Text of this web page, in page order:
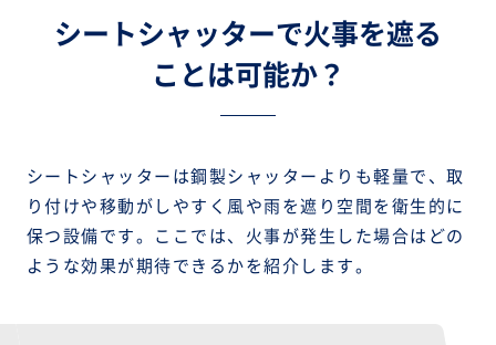
シートシャッターで火事を遮る
ことは可能か？
シートシャッターは鋼製シャッターよりも軽量で、取
り付けや移動がしやすく風や雨を遮り空間を衛生的に
保つ設備です。ここでは、火事が発生した場合はどの
ような効果が期待できるかを紹介します。